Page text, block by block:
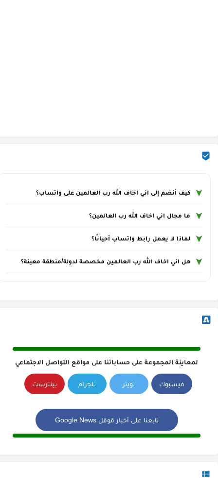
كيف أنضم إلى اني اخاف الله رب العالمين على واتساب؟
ما مجال اني اخاف الله رب العالمين؟
لماذا لا يعمل رابط واتساب أحيانًا؟
هل اني اخاف الله رب العالمين مخصصة لدولة/منطقة معينة؟
لمعاينة المجموعة على حساباتنا على مواقع التواصل الاجتماعي
فيسبوك تويتر تلجرام بينترست
تابعنا على أخبار قوقل Google News